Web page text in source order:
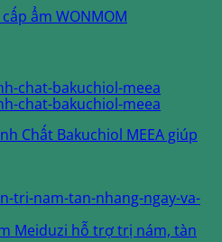
ẩm WONMOM
Chất Bakuchiol MEEA giúp